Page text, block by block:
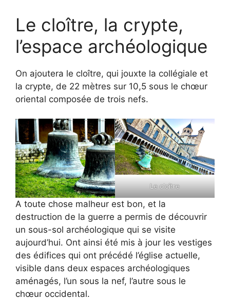
Le cloître, la crypte,
l’espace archéologique
On ajoutera le cloître, qui jouxte la collégiale et
la crypte, de 22 mètres sur 10,5 sous le chœur
oriental composée de trois nefs.
Le cloître
A toute chose malheur est bon, et la
destruction de la guerre a permis de découvrir
un sous-sol archéologique qui se visite
aujourd’hui. Ont ainsi été mis à jour les vestiges
des édifices qui ont précédé l’église actuelle,
visible dans deux espaces archéologiques
aménagés, l’un sous la nef, l’autre sous le
chœur occidental.